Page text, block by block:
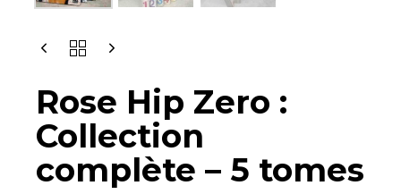
Rose Hip Zero :
Collection
complète – 5 tomes